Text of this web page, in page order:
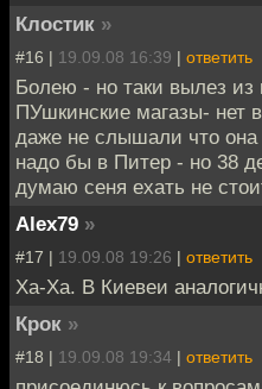
Клостик »
#16 | 19.09.08 16:39 | ответить
Болею - но таки вылез из
ПУшкинские магазы- нет
даже не слышали что
надо бы в Питер - но 38
думаю сеня ехать не
Alex79 »
#17 | 19.09.08 19:26 | ответить
Ха-Ха. В Киевеи
Крок »
#18 | 19.09.08 19:34 | ответить